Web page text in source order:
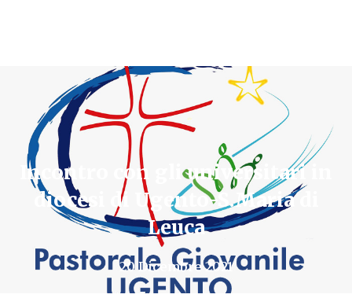
Incontro con gli universitari in
diocesi di Ugento-S.Maria di
Leuca
20 Dicembre 2021